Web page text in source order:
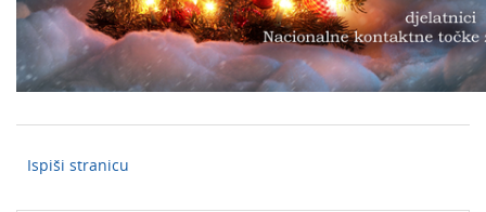
Ispiši stranicu